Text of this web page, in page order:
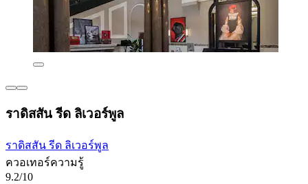
ราดิสสัน รีด ลิเวอร์พูล
ราดิสสัน รีด ลิเวอร์พูล
ควอเทอร์ความรู้
9.2/10